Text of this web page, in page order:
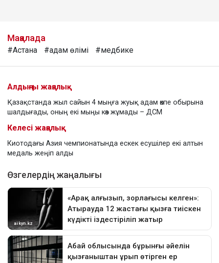
Мақалада
#Астана #адам өлімі #медбике
Алдыңғы жаңалық
Қазақстанда жыл сайын 4 мыңға жуық адам өкпе обырына
шалдығады, оның екі мыңы көз жұмады – ДСМ
Келесі жаңалық
Киотодағы Азия чемпионатында ескек есушілер екі алтын
медаль жеңіп алды